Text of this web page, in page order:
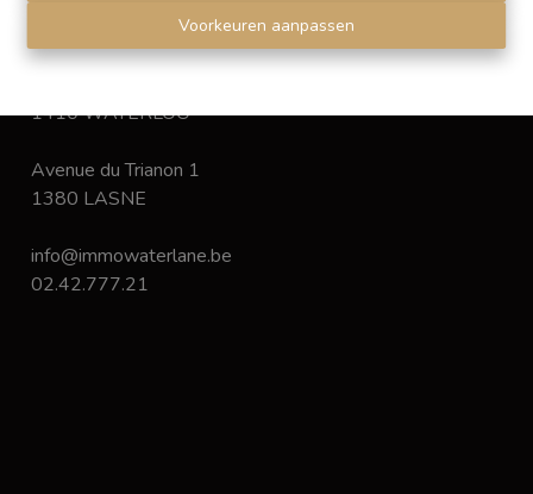
Voorkeuren aanpassen
1410 WATERLOO
Avenue du Trianon 1
1380 LASNE
info@immowaterlane.be
02.42.777.21